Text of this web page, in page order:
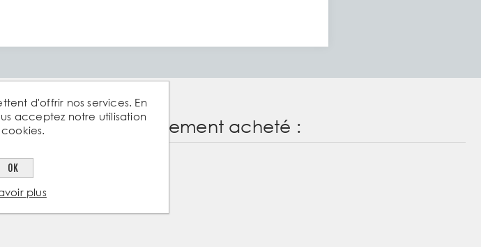
cet article ont également acheté :
d'offrir nos services. En
acceptez notre utilisation
OK
plus